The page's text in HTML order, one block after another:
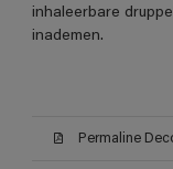
inhaleerbare
inademen.
Permaline